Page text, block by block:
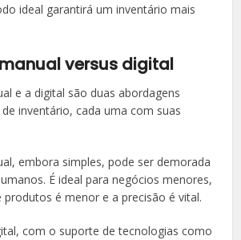
ideal garantirá um inventário mais
versus digital
e a digital são duas abordagens
inventário, cada uma com suas
embora simples, pode ser demorada
É ideal para negócios menores,
é menor e a precisão é vital.
com o suporte de tecnologias como